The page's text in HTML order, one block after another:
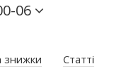
06
знижки
Статті